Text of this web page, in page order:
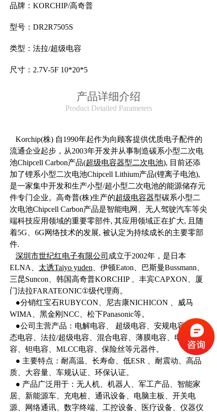
品牌：KORCHIP/高奇普
型号 ： DR2R7505S
类型 ：法拉/超级电容
尺寸 ： 2.7V-5F 10*20*5
产品详细介绍
Product Detailed Parameters
Korchip(株) 自1990年起作为向顾客提供优质电子配件的
流通企业起步，从2003年开发并从事制造碳系小型二次电
池Chipcell Carbon产品(超级电容器型二次电池), 目前还添
加了锂系小型二次电池Chipcell Lithium产品(锂离子电池),
是一家集中开发和生产小型/超小型二次电池的能源储存元
件专门企业。高奇普(株)生产的超级电容器型碳系小型二
次电池Chipcell Carbon产品是智能电网、无人驾驶汽车等尖
端科技应用领域的重要零部件, 其应用领域正在扩大, 且随
着5G、6G网络技术的发展, 被认定为持续成长的主要零部
件.
深圳市世纪红电子有限公司 成立于2002年，是日本
ELNA、 太诱Taiyo yuden 、伊顿Eaton、巴斯曼Bussmann、
三昆Suncon、韩国高奇普KORCHIP 、丰宾CAPXON、厦
门法拉FARATEONIC①级代理商。
●分销红宝石RUBYCON、尼吉康NICHICON 、威马
WIMA、黑金刚NCC、松下Panasonic等。
●公司主营产品：电解电容、 超级电容、安规电容、固
态电容、法拉/超级电容、混合电容、薄膜电容、电力电
容、钽电容、MLCC电容、保险丝等元器件。
● 主要特点：耐高温、长寿命、低ESR 、耐震动、高品
质、大容量、车规认证、环保认证。
● 产品广泛用于：无人机、机器人、军工产品、智能家
居、新能源车、充电桩、通讯设备、电脑主板、开关电
源、网络通讯、数字终端、工控设备、医疗设备、仪器仪